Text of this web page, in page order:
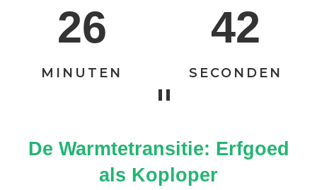
26
MINUTEN
41
SECONDEN
De Warmtetransitie: Erfgoed
als Koploper